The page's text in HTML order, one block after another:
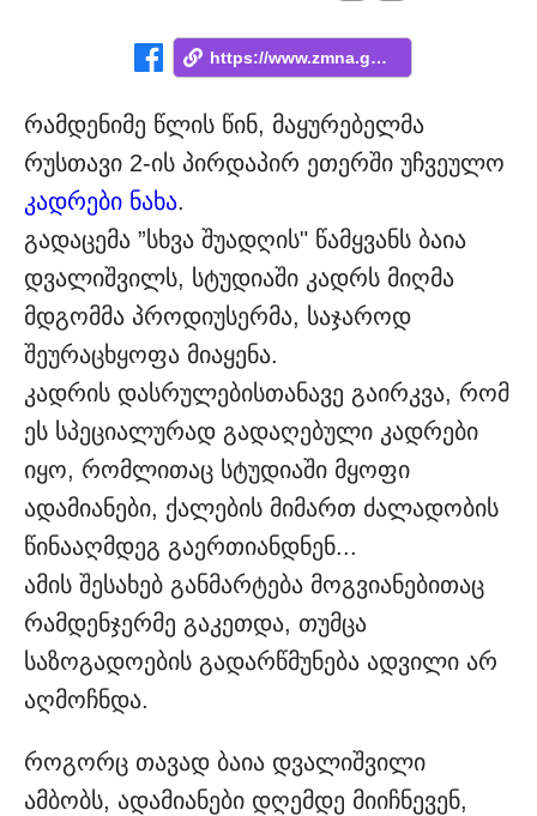
https://www.zmna.ge/news/guglshi-pirvels...
რამდენიმე წლის წინ, მაყურებელმა
რუსთავი 2-ის პირდაპირ ეთერში უჩვეულო
კადრები ნახა.
გადაცემა ”სხვა შუადღის" წამყვანს ბაია
დვალიშვილს, სტუდიაში კადრს მიღმა
მდგომმა პროდიუსერმა, საჯაროდ
შეურაცხყოფა მიაყენა.
კადრის დასრულებისთანავე გაირკვა, რომ
ეს სპეციალურად გადაღებული კადრები
იყო, რომლითაც სტუდიაში მყოფი
ადამიანები, ქალების მიმართ ძალადობის
წინააღმდეგ გაერთიანდნენ...
ამის შესახებ განმარტება მოგვიანებითაც
რამდენჯერმე გაკეთდა, თუმცა
საზოგადოების გადარწმუნება ადვილი არ
აღმოჩნდა.
როგორც თავად ბაია დვალიშვილი
ამბობს, ადამიანები დღემდე მიიჩნევენ,